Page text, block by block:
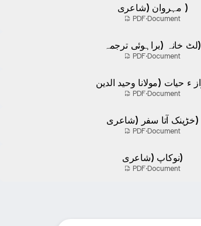
مہروان (شاعری )
PDF·Document
لٹ خانہ (براہوئی ترجمہ)
PDF·Document
PDF·Document
خڑینک آتا سفر (شاعری)
PDF·Document
نوکاپ (شاعری)
PDF·Document